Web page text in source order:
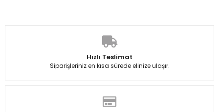
Hızlı Teslimat
Siparişleriniz en kısa sürede elinize ulaşır.